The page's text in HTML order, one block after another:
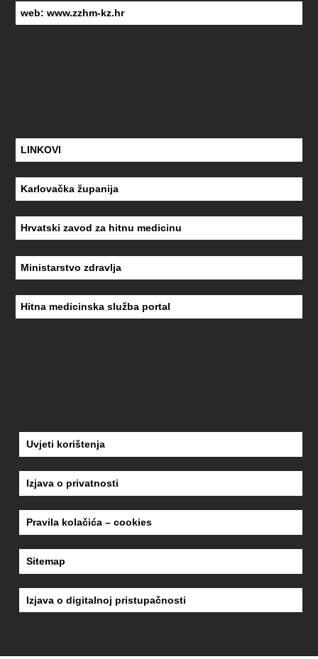
web:www.zzhm-kz.hr
LINKOVI
Karlovačka županija
Hrvatski zavod za hitnu medicinu
Ministarstvo zdravlja
Hitna medicinska služba portal
Uvjeti korištenja
Izjava o privatnosti
Pravila kolačića – cookies
Sitemap
Izjava o digitalnoj pristupačnosti